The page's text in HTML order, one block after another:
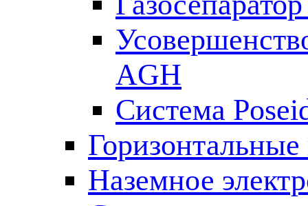
AGH
Система
Наземное